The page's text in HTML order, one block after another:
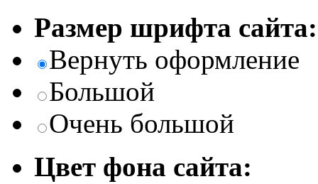
Размер шрифта сайта:
Вернуть оформление
Большой
Очень большой
Цвет фона сайта: